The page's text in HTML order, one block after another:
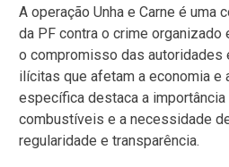
A operação Unha e Carne é uma
da PF contra o crime organizado
o compromisso das autoridades
ilícitas que afetam a economia e
específica destaca a
combustíveis e a necessidade
regularidade e transparência.